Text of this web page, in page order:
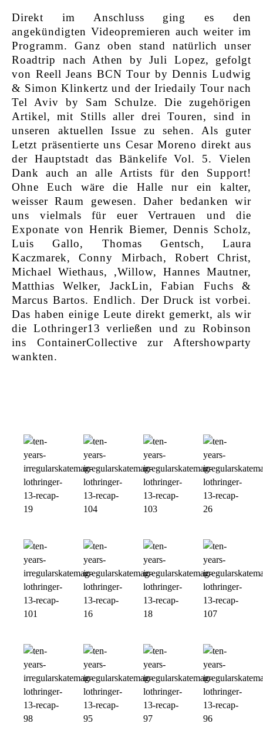
Direkt im Anschluss ging es den
angekündigten Videopremieren auch weiter im
Programm. Ganz oben stand natürlich unser
Roadtrip nach Athen by Juli Lopez, gefolgt
von Reell Jeans BCN Tour by Dennis Ludwig
& Simon Klinkertz und der Iriedaily Tour nach
Tel Aviv by Sam Schulze. Die zugehörigen
Artikel, mit Stills aller drei Touren, sind in
unseren aktuellen Issue zu sehen. Als guter
Letzt präsentierte uns Cesar Moreno direkt aus
der Hauptstadt das Bänkelife Vol. 5. Vielen
Dank auch an alle Artists für den Support!
Ohne Euch wäre die Halle nur ein kalter,
weisser Raum gewesen. Daher bedanken wir
uns vielmals für euer Vertrauen und die
Exponate von Henrik Biemer, Dennis Scholz,
Luis Gallo, Thomas Gentsch, Laura
Kaczmarek, Conny Mirbach, Robert Christ,
Michael Wiethaus, ,Willow, Hannes Mautner,
Matthias Welker, JackLin, Fabian Fuchs &
Marcus Bartos. Endlich. Der Druck ist vorbei.
Das haben einige Leute direkt gemerkt, als wir
die Lothringer13 verließen und zu Robinson
ins ContainerCollective zur Aftershowparty
wankten.